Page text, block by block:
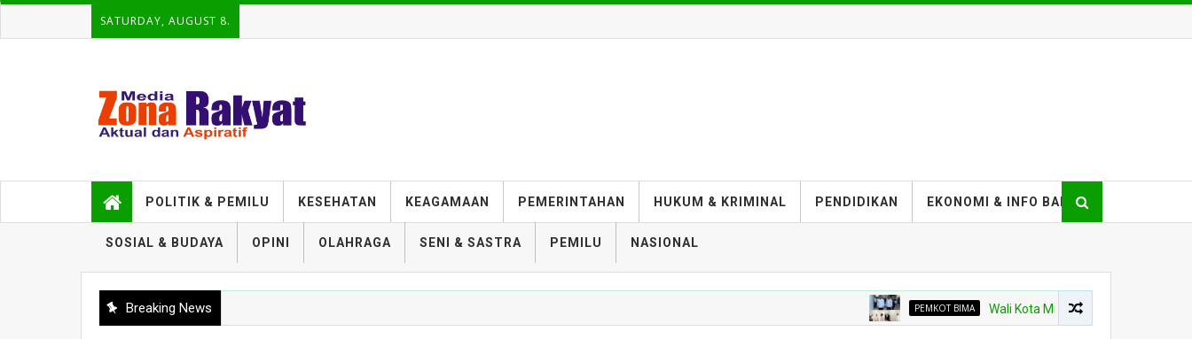
SATURDAY, AUGUST 8.
POLITIK & PEMILU KESEHATAN KEAGAMAAN PEMERINTAHAN HUKUM & KRIMINAL PENDIDIKAN EKONOMI & INFO BANK
SOSIAL & BUDAYA OPINI OLAHRAGA SENI & SASTRA PEMILU NASIONAL
Breaking News PEMKOT BIMA Wali Kota Minta Pembangunan Gedung Rawat